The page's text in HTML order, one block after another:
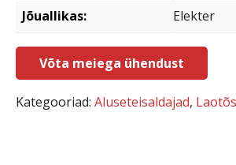
Jõuallikas:
Elekter
Võta meiega ühendust
Kategooriad: Aluseteisaldajad,